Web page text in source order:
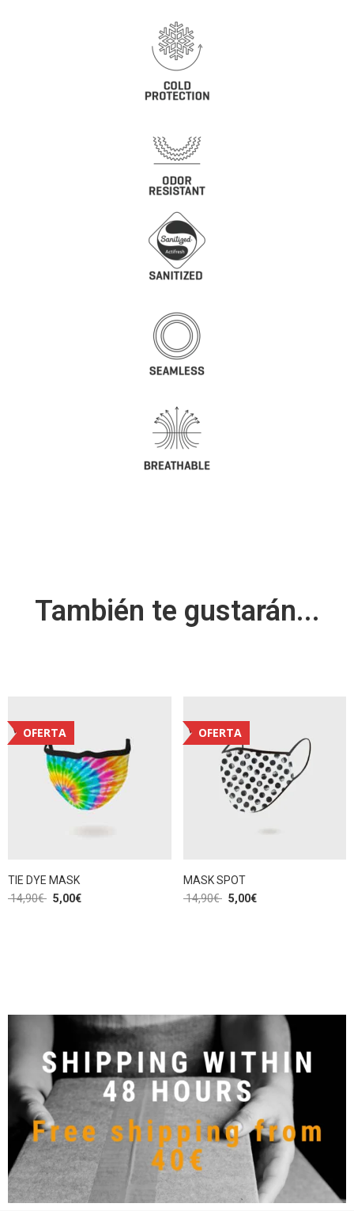
También te gustarán...
OFERTA
TIE DYE MASK
14,90€ 5,00€
OFERTA
MASK SPOT
14,90€ 5,00€